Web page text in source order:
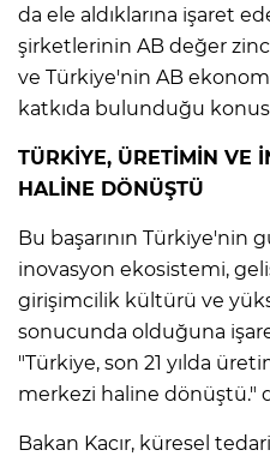
da ele aldıklarına işaret
şirketlerinin AB değer
ve Türkiye'nin AB
katkıda bulunduğu
TÜRKİYE, ÜRETİMİN VE
HALİNE DÖNÜŞTÜ
Bu başarının Türkiye'nin
inovasyon ekosistemi,
girişimcilik kültürü ve
sonucunda olduğuna
"Türkiye, son 21 yılda
merkezi haline dönüştü."
Bakan Kacır, küresel